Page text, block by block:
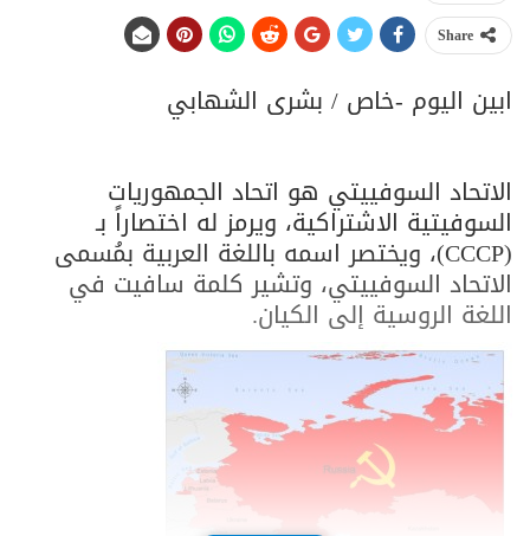
Share
ابين اليوم -خاص / بشرى الشهابي
الاتحاد السوفييتي هو اتحاد الجمهوريات
السوفيتية الاشتراكية، ويرمز له اختصاراً بـ
(CCCP)، ويختصر اسمه باللغة العربية بمُسمى
الاتحاد السوفييتي، وتشير كلمة سافيت في
اللغة الروسية إلى الكيان.